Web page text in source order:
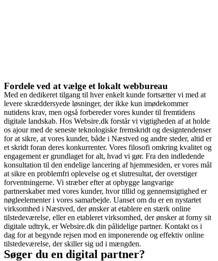
Fordele ved at vælge et lokalt webbureau
Med en dedikeret tilgang til hver enkelt kunde fortsætter vi med at
levere skræddersyede løsninger, der ikke kun imødekommer
nutidens krav, men også forbereder vores kunder til fremtidens
digitale landskab. Hos Websire.dk forstår vi vigtigheden af at holde
os ajour med de seneste teknologiske fremskridt og designtendenser
for at sikre, at vores kunder, både i Næstved og andre steder, altid er
et skridt foran deres konkurrenter. Vores filosofi omkring kvalitet og
engagement er grundlaget for alt, hvad vi gør. Fra den indledende
konsultation til den endelige lancering af hjemmesiden, er vores mål
at sikre en problemfri oplevelse og et slutresultat, der overstiger
forventningerne. Vi stræber efter at opbygge langvarige
partnerskaber med vores kunder, hvor tillid og gennemsigtighed er
nøgleelementer i vores samarbejde. Uanset om du er en nystartet
virksomhed i Næstved, der ønsker at etablere en stærk online
tilstedeværelse, eller en etableret virksomhed, der ønsker at forny sit
digitale udtryk, er Websire.dk din pålidelige partner. Kontakt os i
dag for at begynde rejsen mod en imponerende og effektiv online
tilstedeværelse, der skiller sig ud i mængden.
Søger du en digital partner?